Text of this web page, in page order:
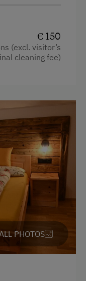
€ 150
(excl. visitor’s
cleaning fee)
PHOTOS